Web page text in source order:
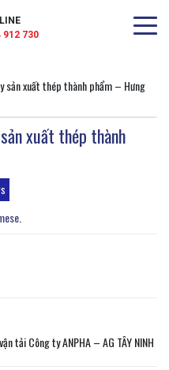
912 730
sản xuất thép thành phẩm – Hưng
xuất thép thành
tải Công ty ANPHA – AG TÂY NINH